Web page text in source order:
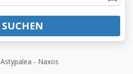
Astypalea - Naxos
SUCHEN